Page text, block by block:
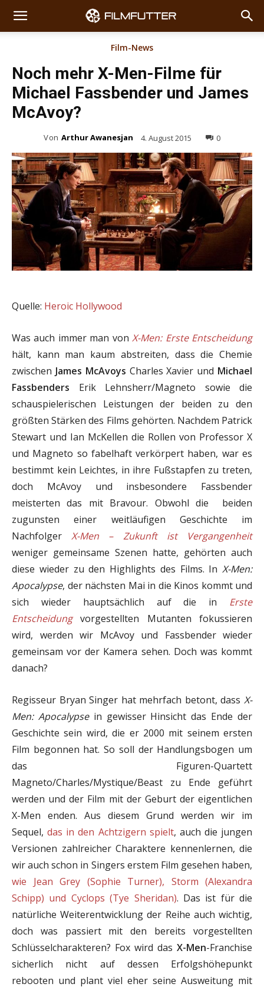
Film-News
Noch mehr X-Men-Filme für
Michael Fassbender und James
McAvoy?
Von Arthur Awanesjan 4. August 2015 0
Quelle: Heroic Hollywood
Was auch immer man vonX-Men: Erste Entscheidung
hält, kann man kaum abstreiten, dass die Chemie
zwischen James McAvoys Charles Xavier und Michael
Fassbenders Erik Lehnsherr/Magneto sowie die
schauspielerischen Leistungen der beiden zu den
größten Stärken des Films gehörten. Nachdem Patrick
Stewart und Ian McKellen die Rollen von Professor X
und Magneto so fabelhaft verkörpert haben, war es
bestimmt kein Leichtes, in ihre Fußstapfen zu treten,
doch McAvoy und insbesondere Fassbender
meisterten das mit Bravour. Obwohl die beiden
zugunsten einer weitläufigen Geschichte im
NachfolgerX-Men – Zukunft ist Vergangenheit
weniger gemeinsame Szenen hatte, gehörten auch
diese wieder zu den Highlights des Films. In X-Men:
Apocalypse, der nächsten Mai in die Kinos kommt und
sich wieder hauptsächlich auf die in Erste
Entscheidungvorgestellten Mutanten fokussieren
wird, werden wir McAvoy und Fassbender wieder
gemeinsam vor der Kamera sehen. Doch was kommt
danach?
Regisseur Bryan Singer hat mehrfach betont, dass X-
Men: Apocalypsein gewisser Hinsicht das Ende der
Geschichte sein wird, die er 2000 mit seinem ersten
Film begonnen hat. So soll der Handlungsbogen um
das Figuren-Quartett
Magneto/Charles/Mystique/Beast zu Ende geführt
werden und der Film mit der Geburt der eigentlichen
X-Men enden. Aus diesem Grund werden wir im
Sequel,das in den Achtzigern spielt, auch die jungen
Versionen zahlreicher Charaktere kennenlernen, die
wir auch schon in Singers erstem Film gesehen haben,
wie Jean Grey (Sophie Turner), Storm (Alexandra
Schipp) und Cyclops (Tye Sheridan). Das ist für die
natürliche Weiterentwicklung der Reihe auch wichtig,
doch was passiert mit den bereits vorgestellten
Schlüsselcharakteren? Fox wird das X-Men-Franchise
sicherlich nicht auf dessen Erfolgshöhepunkt
rebooten und plant viel eher seine Ausweitung mit